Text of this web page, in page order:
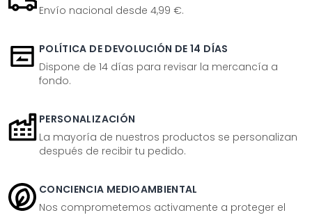
Envío nacional desde 4,99 €.
POLÍTICA DE DEVOLUCIÓN DE 14 DÍAS
Dispone de 14 días para revisar la mercancía a
fondo.
PERSONALIZACIÓN
La mayoría de nuestros productos se personalizan
después de recibir tu pedido.
CONCIENCIA MEDIOAMBIENTAL
Nos comprometemos activamente a proteger el